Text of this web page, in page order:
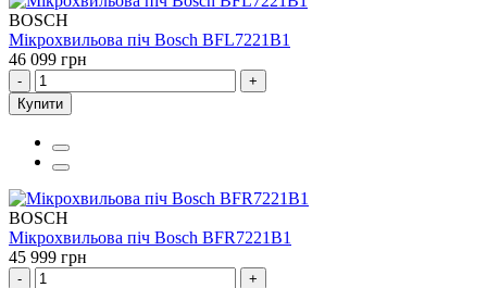
BOSCH
Мікрохвильова піч Bosch BFL7221B1
46 099 грн
-
+
Купити
BOSCH
Мікрохвильова піч Bosch BFR7221B1
45 999 грн
-
+